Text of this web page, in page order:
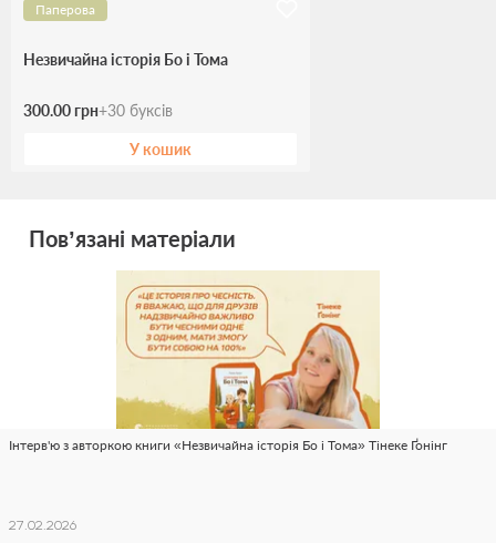
Паперова
Незвичайна історія Бо і Тома
300.00 грн+30 буксів
У кошик
Пов’язані матеріали
Інтерв'ю з авторкою книги «Незвичайна історія Бо і Тома» Тінеке Ґонінг
27.02.2026